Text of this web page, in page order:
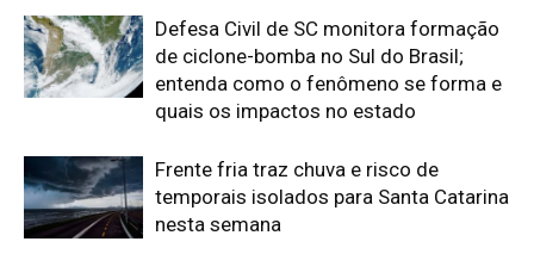
Defesa Civil de SC monitora formação
de ciclone-bomba no Sul do Brasil;
entenda como o fenômeno se forma e
quais os impactos no estado
Frente fria traz chuva e risco de
temporais isolados para Santa Catarina
nesta semana